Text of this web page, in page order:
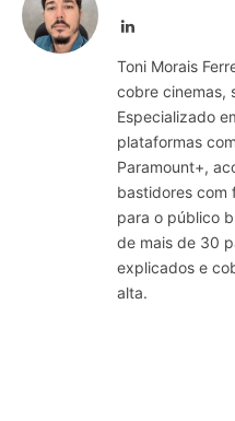
LinkedIn
Toni Morais
cobre cinemas,
Especializado
plataformas
Paramount+,
bastidores com
para o público
de mais de 30
explicados e
alta.